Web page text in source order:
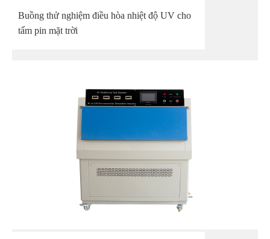
Buồng thử nghiệm điều hòa nhiệt độ UV cho
tấm pin mặt trời